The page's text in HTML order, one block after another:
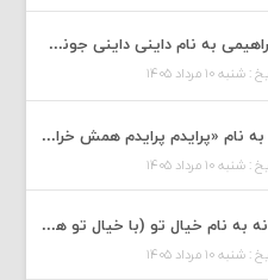
دانلود آهنگ مصطفی ابراهیمی به نام داینی داینی جونم قربون پنج تیر پرونم
شنبه ۱۰ مرداد ۱۴۰۵
دانلود آهنگ امیر غلامی به نام «پرایدم پرایدم همش خرابه یار نیو کنارم دیگه پولی نداروم (ریمیکس اینستاگرام)»
شنبه ۱۰ مرداد ۱۴۰۵
دانلود آهنگ محسن یگانه به نام خیال تو (با خیال تو هنوزم مثل هر روز و همیشه ریمیکس)
شنبه ۱۰ مرداد ۱۴۰۵